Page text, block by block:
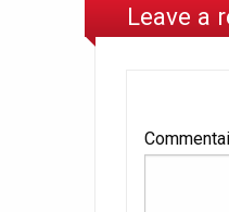
Leave a